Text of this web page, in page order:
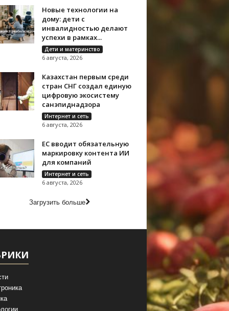
Новые технологии на
дому: дети с
инвалидностью делают
успехи в рамках...
Дети и материнство
6 августа, 2026
Казахстан первым среди
стран СНГ создал единую
цифровую экосистему
санэпиднадзора
Интернет и сеть
6 августа, 2026
ЕС вводит обязательную
маркировку контента ИИ
для компаний
Интернет и сеть
6 августа, 2026
Загрузить больше